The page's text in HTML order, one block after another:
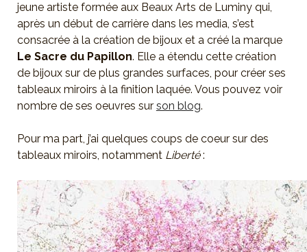
jeune artiste formée aux Beaux Arts de Luminy qui,
après un début de carrière dans les media, s’est
consacrée à la création de bijoux et a créé la marque
Le Sacre du Papillon. Elle a étendu cette création
de bijoux sur de plus grandes surfaces, pour créer ses
tableaux miroirs à la finition laquée. Vous pouvez voir
nombre de ses oeuvres sur son blog.
Pour ma part, j’ai quelques coups de coeur sur des
tableaux miroirs, notamment Liberté: